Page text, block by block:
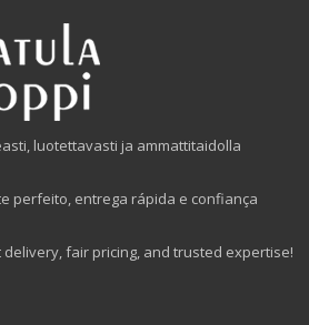
luotettavasti ja ammattitaidolla
perfeito, entrega rápida e confiança
fair pricing, and trusted expertise!